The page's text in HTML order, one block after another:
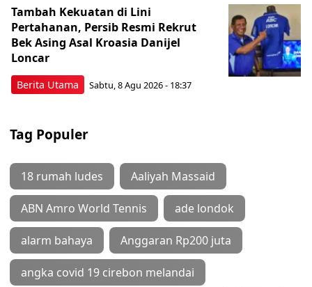
Berita Utama
Tambah Kekuatan di Lini
Pertahanan, Persib Resmi Rekrut
Bek Asing Asal Kroasia Danijel
Loncar
Sabtu, 8 Agu 2026 - 18:37
Tag Populer
18 rumah ludes Aaliyah Massaid
ABN Amro World Tennis ade londok
alarm bahaya Anggaran Rp200 juta
angka covid 19 cirebon melandai